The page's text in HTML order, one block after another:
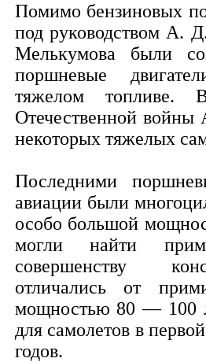
Помимо бензиновых
под руководством А.
Мелькумова были
поршневые
тяжелом топливе.
Отечественной войны
некоторых тяжелых
Последними
авиации были
особо большой
могли найти
совершенству
отличались от
мощностью 80 — 100
для самолетов в
годов.